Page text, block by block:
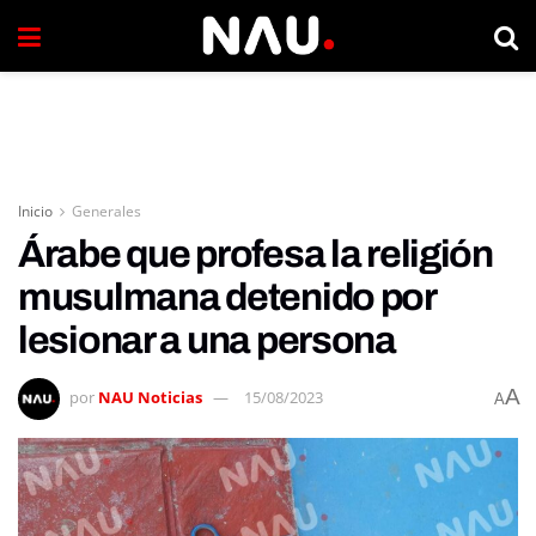
Inicio Generales
Árabe que profesa la religión
musulmana detenido por
lesionar a una persona
por NAU Noticias 15/08/2023 AA